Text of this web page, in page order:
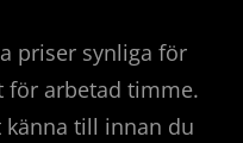
priser synliga för
för arbetad timme.
känna till innan du